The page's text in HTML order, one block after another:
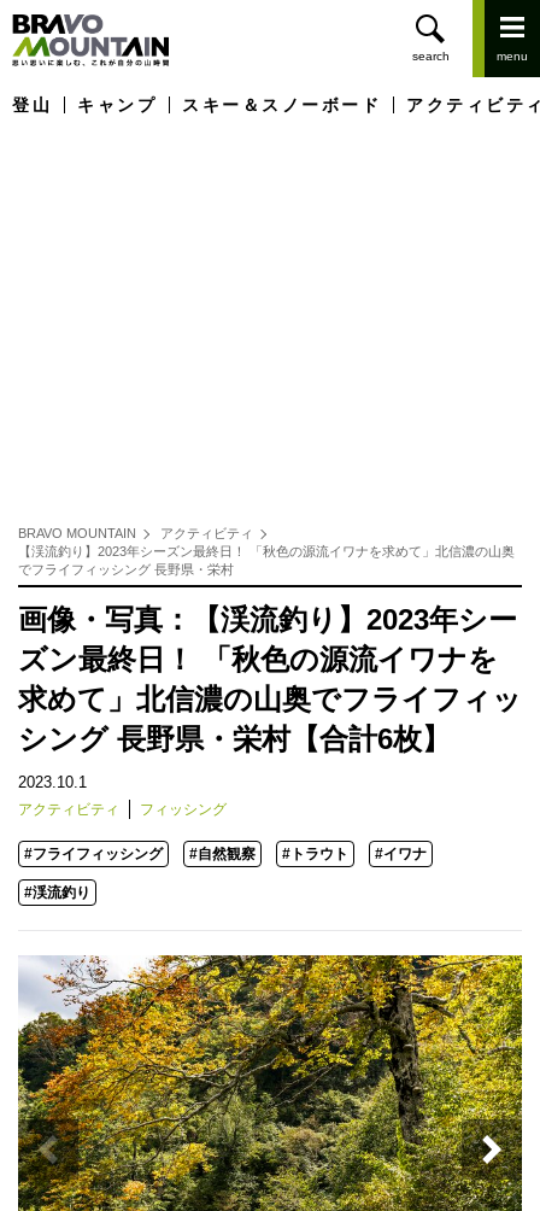
登山 キャンプ スキー＆スノーボード アクティビテ
BRAVO MOUNTAIN
アクティビティ
【渓流釣り】2023年シーズン最終日！ 「秋色の源流イワナを求めて」北信濃の山奥
でフライフィッシング 長野県・栄村
画像・写真：【渓流釣り】2023年シー
ズン最終日！ 「秋色の源流イワナを
求めて」北信濃の山奥でフライフィッ
シング 長野県・栄村【合計6枚】
2023.10.1
アクティビティ フィッシング
#フライフィッシング #自然観察 #トラウト #イワナ
#渓流釣り